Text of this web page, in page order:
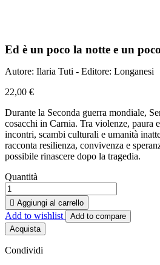
Ed è un poco la notte e un
Autore: Ilaria Tuti - Editore: Longanesi
22,00 €
Durante la Seconda guerra mondiale,
cosacchi in Carnia. Tra violenze, paura
incontri, scambi culturali e umanità
racconta resilienza, convivenza e
possibile rinascere dopo la tragedia.
Quantità
 Aggiungi al carrello
Add to wishlist
Add to compare
Acquista
Condividi